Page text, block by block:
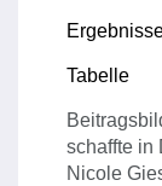
Tabelle
schaffte in
Nicole